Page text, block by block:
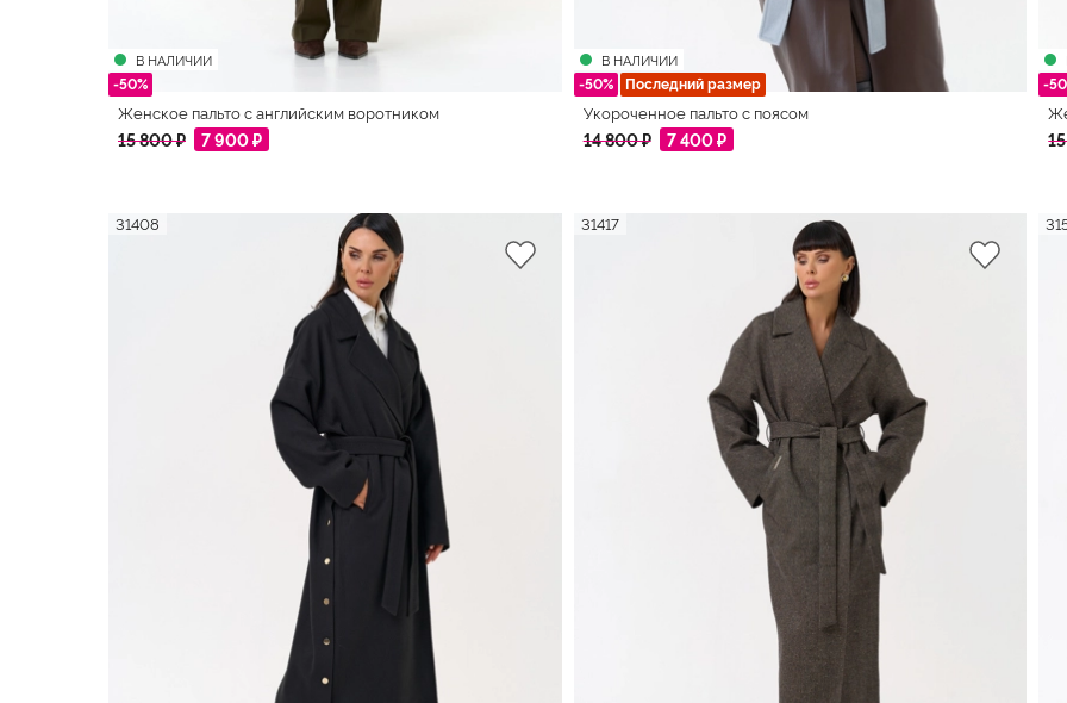
В НАЛИЧИИ
-50%
Женское пальто с английским воротником
15 800 ₽ 7 900 ₽
В НАЛИЧИИ
-50% Последний размер
Укороченное пальто с поясом
14 800 ₽ 7 400 ₽
-
31408 31417